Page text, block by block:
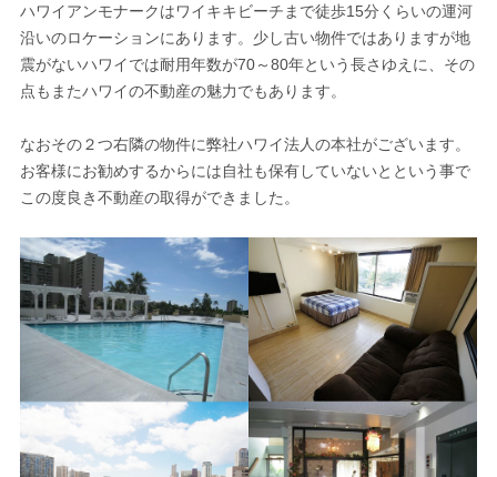
ハワイアンモナークはワイキキビーチまで徒歩15分くらいの運河
沿いのロケーションにあります。少し古い物件ではありますが地
震がないハワイでは耐用年数が70～80年という長さゆえに、その
点もまたハワイの不動産の魅力でもあります。
なおその２つ右隣の物件に弊社ハワイ法人の本社がございます。
お客様にお勧めするからには自社も保有していないとという事で
この度良き不動産の取得ができました。